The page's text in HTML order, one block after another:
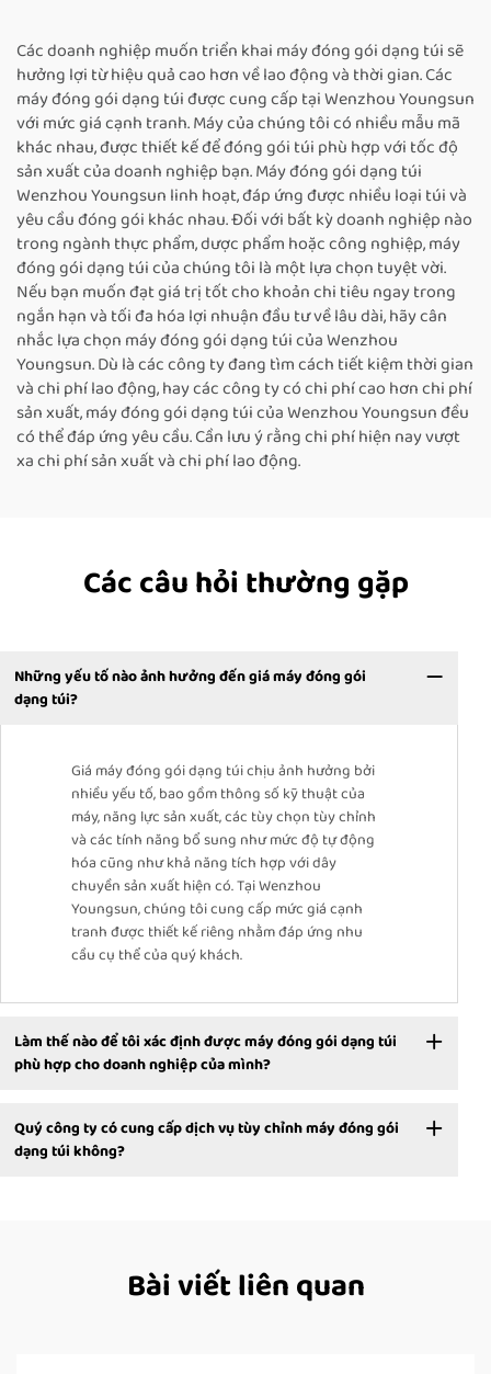
Các doanh nghiệp muốn triển khai máy đóng gói dạng túi sẽ
hưởng lợi từ hiệu quả cao hơn về lao động và thời gian. Các
máy đóng gói dạng túi được cung cấp tại Wenzhou Youngsun
với mức giá cạnh tranh. Máy của chúng tôi có nhiều mẫu mã
khác nhau, được thiết kế để đóng gói túi phù hợp với tốc độ
sản xuất của doanh nghiệp bạn. Máy đóng gói dạng túi
Wenzhou Youngsun linh hoạt, đáp ứng được nhiều loại túi và
yêu cầu đóng gói khác nhau. Đối với bất kỳ doanh nghiệp nào
trong ngành thực phẩm, dược phẩm hoặc công nghiệp, máy
đóng gói dạng túi của chúng tôi là một lựa chọn tuyệt vời.
Nếu bạn muốn đạt giá trị tốt cho khoản chi tiêu ngay trong
ngắn hạn và tối đa hóa lợi nhuận đầu tư về lâu dài, hãy cân
nhắc lựa chọn máy đóng gói dạng túi của Wenzhou
Youngsun. Dù là các công ty đang tìm cách tiết kiệm thời gian
và chi phí lao động, hay các công ty có chi phí cao hơn chi phí
sản xuất, máy đóng gói dạng túi của Wenzhou Youngsun đều
có thể đáp ứng yêu cầu. Cần lưu ý rằng chi phí hiện nay vượt
xa chi phí sản xuất và chi phí lao động.
Các câu hỏi thường gặp
Những yếu tố nào ảnh hưởng đến giá máy đóng gói
dạng túi?
Giá máy đóng gói dạng túi chịu ảnh hưởng bởi
nhiều yếu tố, bao gồm thông số kỹ thuật của
máy, năng lực sản xuất, các tùy chọn tùy chỉnh
và các tính năng bổ sung như mức độ tự động
hóa cũng như khả năng tích hợp với dây
chuyền sản xuất hiện có. Tại Wenzhou
Youngsun, chúng tôi cung cấp mức giá cạnh
tranh được thiết kế riêng nhằm đáp ứng nhu
cầu cụ thể của quý khách.
Làm thế nào để tôi xác định được máy đóng gói dạng túi
phù hợp cho doanh nghiệp của mình?
Quý công ty có cung cấp dịch vụ tùy chỉnh máy đóng gói
dạng túi không?
Bài viết liên quan